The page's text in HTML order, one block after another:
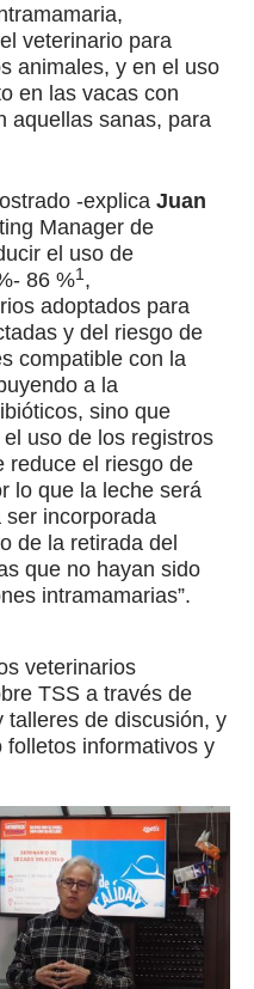
veterinario para
animales, y en el uso
en las vacas con
aquellas sanas, para
-explica Juan
Manager de
el uso de
86 %1,
adoptados para
y del riesgo de
compatible con la
a la
sino que
uso de los registros
reduce el riesgo de
lo que la leche será
incorporada
de la retirada del
que no hayan sido
intramamarias”.
veterinarios
TSS a través de
talleres de discusión, y
folletos informativos y